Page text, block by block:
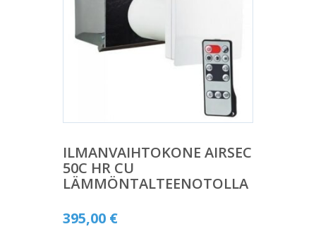
ILMANVAIHTOKONE AIRSEC
50C HR CU
LÄMMÖNTALTEENOTOLLA
395,00 €